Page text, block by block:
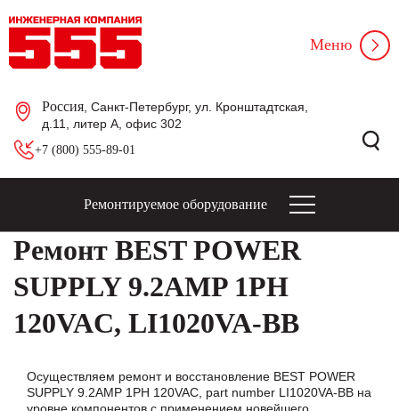
Россия , Санкт-Петербург, ул. Кронштадтская,
д.11, литер А, офис 302
+7 (800) 555-89-01
Меню
Ремонтируемое оборудование
Ремонт BEST POWER
SUPPLY 9.2AMP 1PH
120VAC, LI1020VA-BB
Осуществляем ремонт и восстановление BEST POWER
SUPPLY 9.2AMP 1PH 120VAC, part number LI1020VA-BB на